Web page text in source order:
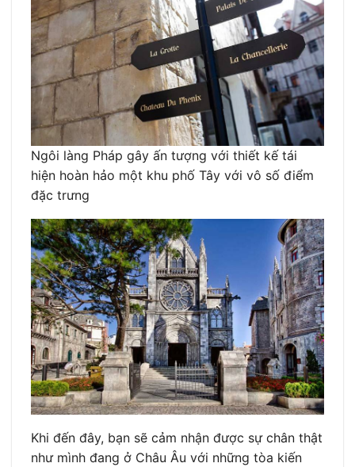
Ngôi làng Pháp gây ấn tượng với thiết kế tái
hiện hoàn hảo một khu phố Tây với vô số điểm
đặc trưng
Khi đến đây, bạn sẽ cảm nhận được sự chân thật
như mình đang ở Châu Âu với những tòa kiến